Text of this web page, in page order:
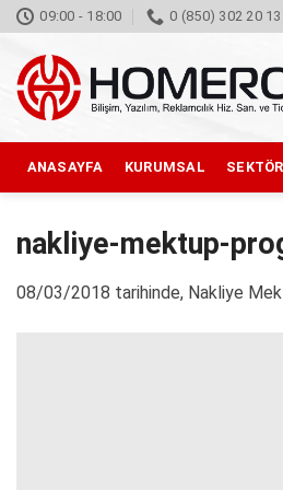
İçeriğe
atla
09:00 - 18:00 0 (850) 302 20 13
ANASAYFA KURUMSAL
nakliye-mektup-
08/03/2018 tarihinde, Nakliye